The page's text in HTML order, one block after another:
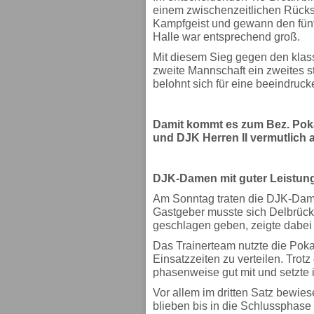
einem zwischenzeitlichen
Kampfgeist und gewann den
Halle war entsprechend groß.
Mit diesem Sieg gegen den
zweite Mannschaft ein zweites
belohnt sich für eine
Damit kommt es zum Bez.
und DJK Herren II vermutlich
DJK-Damen mit guter
Am Sonntag traten die DJK-
Gastgeber musste sich
geschlagen geben, zeigte
Das Trainerteam nutzte die
Einsatzzeiten zu verteilen.
phasenweise gut mit und
Vor allem im dritten Satz
blieben bis in die